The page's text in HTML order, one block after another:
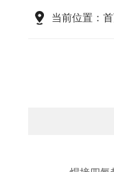
当前位置：